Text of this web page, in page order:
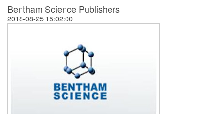
Bentham Science Publishers
2018-08-25 15:02:00